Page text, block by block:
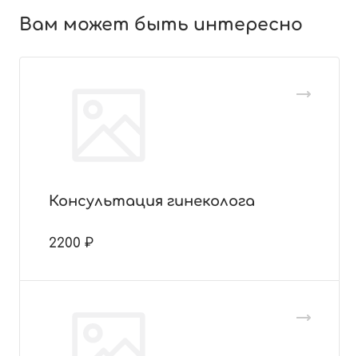
Вам может быть интересно
Консультация гинеколога
2200 ₽